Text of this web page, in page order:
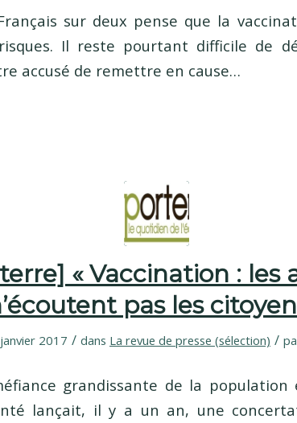
sur deux pense que la
Il reste pourtant difficile de
accusé de remettre en cause…
« Vaccination : les
pas les
2017 / dans La revue de presse (sélection) /
grandissante de la population
lançait, il y a un an, une